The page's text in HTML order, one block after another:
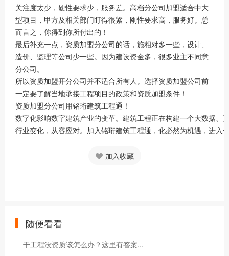
关注度太少，硬性要求少，服务差。高档分公司加盟适合中大
型项目，甲方及相关部门盯得很紧，刚性要求高，服务好。总
而言之，你得到你所付出的！
最后补充一点，资质加盟分公司的话，施相对多一些，设计、
造价、监理等公司少一些。因为建设资金多，很多业主不同意
分公司。
所以资质加盟开分公司并不适合所有人。选择资质加盟公司前
一定要了解当地承接工程项目的政策和资质加盟条件！
资质加盟分公司用铭珩建筑工程通！
数字化影响数字建筑产业的变革。建筑工程正在构建一个大数据
行业变化，从容应对。加入铭珩建筑工程通，化必然为机遇，进
加入收藏
随便看看
干工程没资质该怎么办？这里有答案...